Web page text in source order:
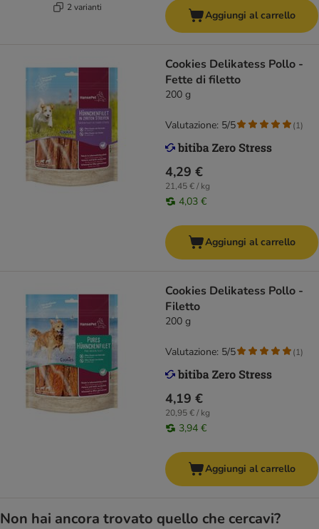
2 varianti
Aggiungi al carrello
Cookies Delikatess Pollo -
Fette di filetto
200 g
4,29 €
21,45 € / kg
4,03 €
Valutazione: 5/5 (1)
Aggiungi al carrello
Cookies Delikatess Pollo -
Filetto
200 g
4,19 €
20,95 € / kg
3,94 €
Valutazione: 5/5 (1)
Aggiungi al carrello
Non hai ancora trovato quello che cercavi?